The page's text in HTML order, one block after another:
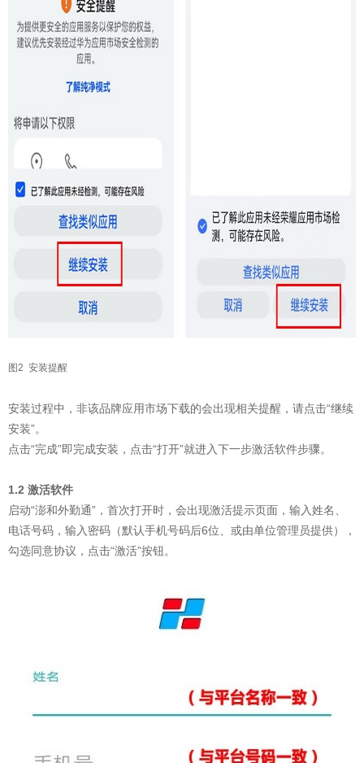
图2 安装提醒
安装过程中，非该品牌应用市场下载的会出现相关提醒，请点击“继续
安装”。
点击“完成”即完成安装，点击“打开”就进入下一步激活软件步骤。
1.2 激活软件
启动“澎和外勤通”，首次打开时，会出现激活提示页面，输入姓名、
电话号码，输入密码（默认手机号码后6位、或由单位管理员提供），
勾选同意协议，点击“激活”按钮。